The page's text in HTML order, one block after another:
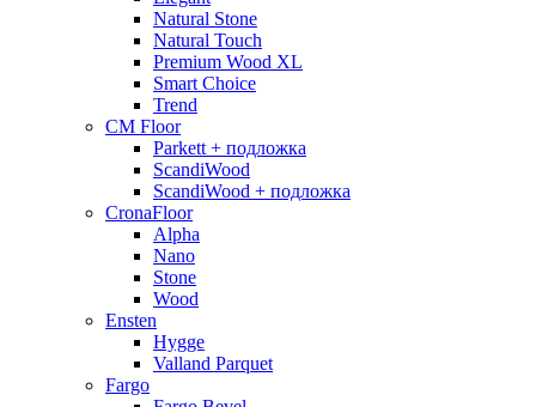
Natural Stone
Natural Touch
Premium Wood XL
Smart Choice
Trend
CM Floor
Parkett + подложка
ScandiWood
ScandiWood + подложка
CronaFloor
Alpha
Nano
Stone
Wood
Ensten
Hygge
Valland Parquet
Fargo